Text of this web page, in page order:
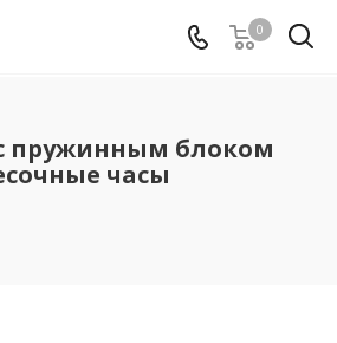
0
пружинным блоком
часы